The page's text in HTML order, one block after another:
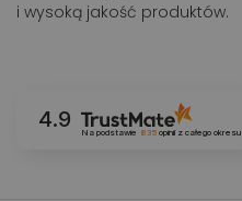
i wysoką jakość produktów.
4.9
Na podstawie 835opinii z całego okresu